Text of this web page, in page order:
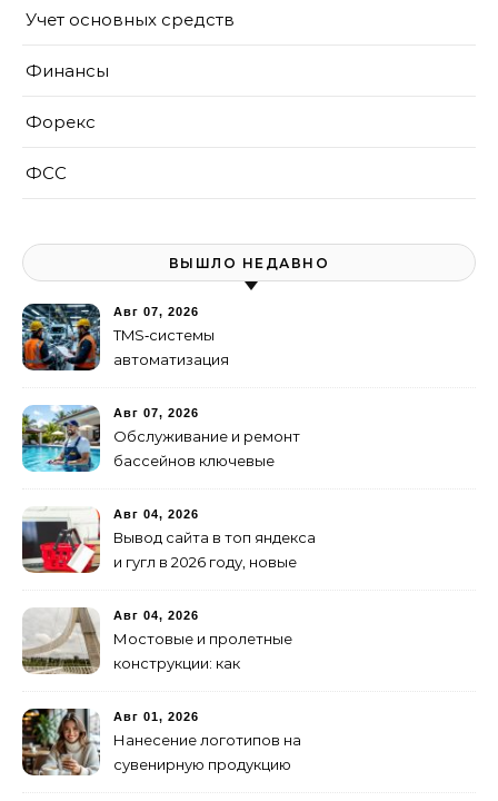
Учет основных средств
Финансы
Форекс
ФСС
ВЫШЛО НЕДАВНО
Авг 07, 2026
TMS‑системы
автоматизация
Авг 07, 2026
Обслуживание и ремонт
бассейнов ключевые
Авг 04, 2026
Вывод сайта в топ яндекса
и гугл в 2026 году, новые
Авг 04, 2026
Мостовые и пролетные
конструкции: как
изготовление и поставку
Авг 01, 2026
Нанесение логотипов на
сувенирную продукцию